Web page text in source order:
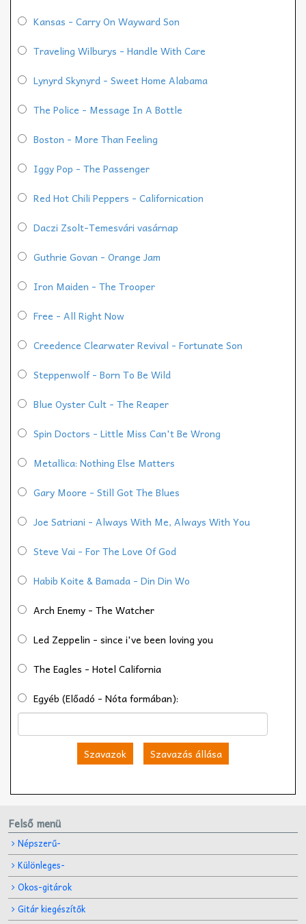
Kansas - Carry On Wayward Son
Traveling Wilburys - Handle With Care
Lynyrd Skynyrd - Sweet Home Alabama
The Police - Message In A Bottle
Boston - More Than Feeling
Iggy Pop - The Passenger
Red Hot Chili Peppers - Californication
Daczi Zsolt-Temesvári vasárnap
Guthrie Govan - Orange Jam
Iron Maiden - The Trooper
Free - All Right Now
Creedence Clearwater Revival - Fortunate Son
Steppenwolf - Born To Be Wild
Blue Oyster Cult - The Reaper
Spin Doctors - Little Miss Can't Be Wrong
Metallica: Nothing Else Matters
Gary Moore - Still Got The Blues
Joe Satriani - Always With Me, Always With You
Steve Vai - For The Love Of God
Habib Koite & Bamada - Din Din Wo
Arch Enemy - The Watcher
Led Zeppelin - since i've been loving you
The Eagles - Hotel California
Egyéb (Előadó - Nóta formában):
Szavazok Szavazás állása
Felső menü
Népszerű-
Különleges-
Okos-gitárok
Gitár kiegészítők